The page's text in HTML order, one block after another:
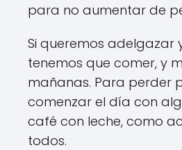
para no aumentar de
Si queremos adelgazar
tenemos que comer, y
mañanas. Para perder
comenzar el día con
café con leche, como
todos.